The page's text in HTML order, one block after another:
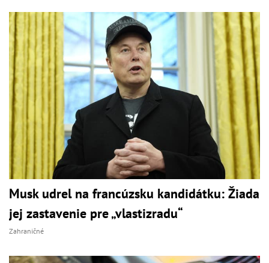
Musk udrel na francúzsku kandidátku: Žiada
jej zastavenie pre „vlastizradu“
Zahraničné